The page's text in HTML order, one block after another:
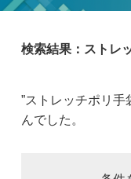
検索結果：ストレ
”ストレッチポリ手
んでした。